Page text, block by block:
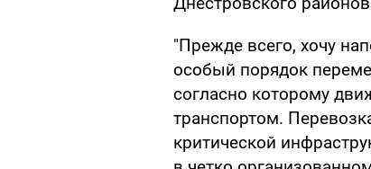
"Прежде всего, хочу
особый порядок
согласно которому
транспортом.
критической